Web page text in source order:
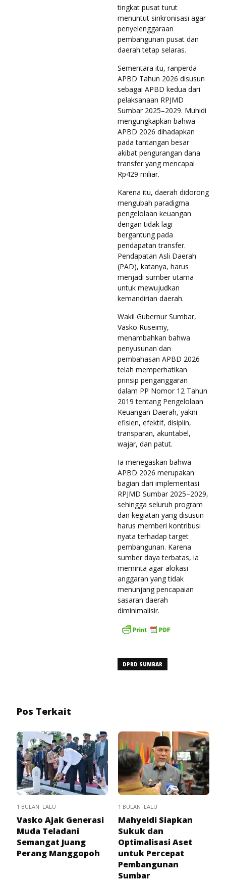
tingkat pusat turut
menuntut sinkronisasi agar
penyelenggaraan
pembangunan pusat dan
daerah tetap selaras.
Sementara itu, ranperda
APBD Tahun 2026 disusun
sebagai APBD kedua dari
pelaksanaan RPJMD
Sumbar 2025–2029. Muhidi
mengungkapkan bahwa
APBD 2026 dihadapkan
pada tantangan besar
akibat pengurangan dana
transfer yang mencapai
Rp429 miliar.
Karena itu, daerah didorong
mengubah paradigma
pengelolaan keuangan
dengan tidak lagi
bergantung pada
pendapatan transfer.
Pendapatan Asli Daerah
(PAD), katanya, harus
menjadi sumber utama
untuk mewujudkan
kemandirian daerah.
Wakil Gubernur Sumbar,
Vasko Ruseimy,
menambahkan bahwa
penyusunan dan
pembahasan APBD 2026
telah memperhatikan
prinsip penganggaran
dalam PP Nomor 12 Tahun
2019 tentang Pengelolaan
Keuangan Daerah, yakni
efisien, efektif, disiplin,
transparan, akuntabel,
wajar, dan patut.
Ia menegaskan bahwa
APBD 2026 merupakan
bagian dari implementasi
RPJMD Sumbar 2025–2029,
sehingga seluruh program
dan kegiatan yang disusun
harus memberi kontribusi
nyata terhadap target
pembangunan. Karena
sumber daya terbatas, ia
meminta agar alokasi
anggaran yang tidak
menunjang pencapaian
sasaran daerah
diminimalisir.
DPRD SUMBAR
Pos Terkait
1 BULAN LALU
Vasko Ajak Generasi
Muda Teladani
Semangat Juang
Perang Manggopoh
1 BULAN LALU
Mahyeldi Siapkan
Sukuk dan
Optimalisasi Aset
untuk Percepat
Pembangunan
Sumbar